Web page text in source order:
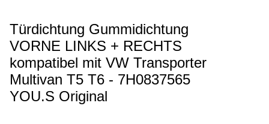
Türdichtung Gummidichtung
VORNE LINKS + RECHTS
kompatibel mit VW Transporter
Multivan T5 T6 - 7H0837565
YOU.S Original